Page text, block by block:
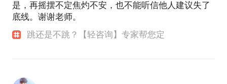
是，再摇摆不定焦灼不安，也不能听信他人建议失了
底线。谢谢老师。
跳还是不跳？【轻咨询】专家帮您定